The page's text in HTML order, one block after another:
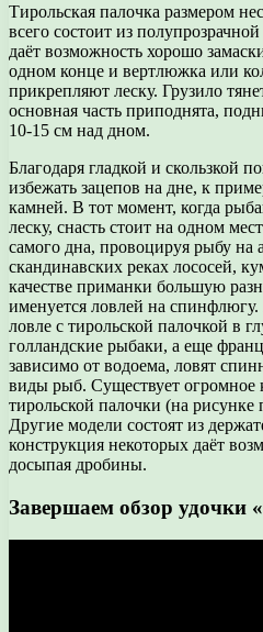
Тирольская палочка размером
всего состоит из
даёт возможность хорошо
одном конце и вертлюжка или
прикрепляют леску. Грузило
основная часть приподнята,
10-15 см над дном.
Благодаря гладкой и скользкой
избежать зацепов на дне, к
камней. В тот момент, когда
леску, снасть стоит на одном
самого дна, провоцируя рыбу на
скандинавских реках лососей,
качестве приманки большую
именуется ловлей на
ловле с тирольской палочкой в
голландские рыбаки, а еще
зависимо от водоема, ловят
виды рыб. Существует огромное
тирольской палочки (на рисунке
Другие модели состоят из
конструкция некоторых даёт
досыпая дробины.
Завершаем обзор удочки